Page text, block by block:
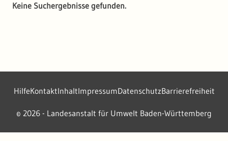
Keine Suchergebnisse gefunden.
2026 - Landesanstalt für Umwelt Baden-Württemberg
HilfeKontaktInhaltImpressumDatenschutzBarrierefreiheit